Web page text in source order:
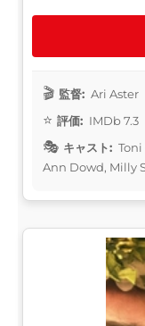
監督: Ari Aster
評価: IMDb 7.3
キャスト:
Ann Dowd, Milly